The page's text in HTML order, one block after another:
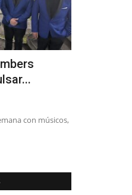
con músicos,